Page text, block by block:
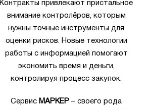
Контракты привлекают пристальное
внимание контролёров, которым
нужны точные инструменты для
оценки рисков. Новые технологии
работы с информацией помогают
экономить время и деньги,
контролируя процесс закупок.
Сервис МАРКЕР – своего рода